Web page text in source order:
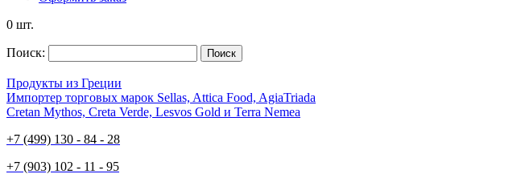
0 шт.
Поиск: Поиск
Продукты из Греции
Импортер торговых марок Sellas, Attica Food, AgiaTriada
Cretan Mythos, Creta Verde, Lesvos Gold и Terra Nemea
+7 (499) 130 - 84 - 28
+7 (903) 102 - 11 - 95